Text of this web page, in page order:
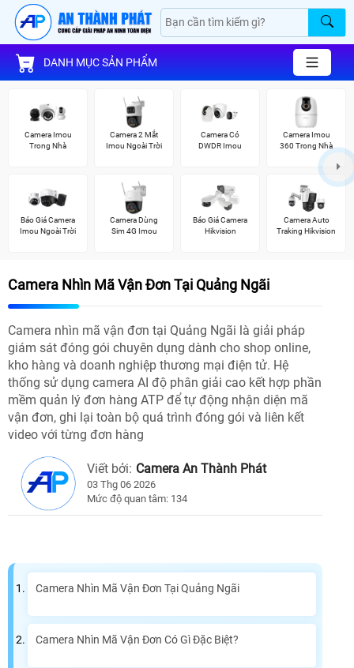
DANH MỤC SẢN PHẨM
Camera Imou
Trong Nhà
Camera 2 Mắt
Imou Ngoài Trời
Camera Có
DWDR Imou
Camera Imou
360 Trong Nhà
Báo Giá Camera
Imou Ngoài Trời
Camera Dùng
Sim 4G Imou
Báo Giá Camera
Hikvision
Camera Auto
Traking Hikvision
Camera Nhìn Mã Vận Đơn Tại Quảng Ngãi
Camera nhìn mã vận đơn tại Quảng Ngãi là giải pháp
giám sát đóng gói chuyên dụng dành cho shop online,
kho hàng và doanh nghiệp thương mại điện tử. Hệ
thống sử dụng camera AI độ phân giải cao kết hợp phần
mềm quản lý đơn hàng ATP để tự động nhận diện mã
vận đơn, ghi lại toàn bộ quá trình đóng gói và liên kết
video với từng đơn hàng
Viết bởi: Camera An Thành Phát
03 Thg 06 2026
Mức độ quan tâm: 134
Camera Nhìn Mã Vận Đơn Tại Quảng Ngãi
Camera Nhìn Mã Vận Đơn Có Gì Đặc Biệt?